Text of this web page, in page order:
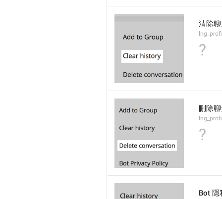
清除
?
刪除
?
Bot 隱